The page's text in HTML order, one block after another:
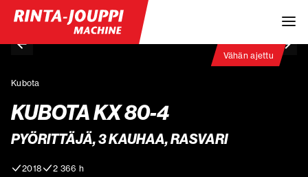
Vähän ajettu
Kubota
KUBOTA KX 80-4
PYÖRITTÄJÄ, 3 KAUHAA, RASVARI
2018 2 366 h